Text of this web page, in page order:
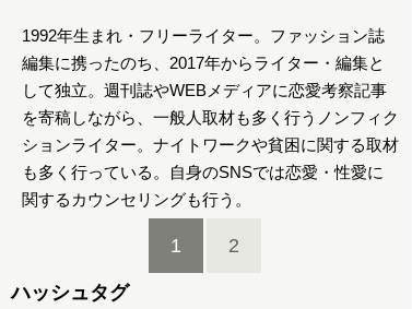
1992年生まれ・フリーライター。ファッション誌
編集に携ったのち、2017年からライター・編集と
して独立。週刊誌やWEBメディアに恋愛考察記事
を寄稿しながら、一般人取材も多く行うノンフィク
ションライター。ナイトワークや貧困に関する取材
も多く行っている。自身のSNSでは恋愛・性愛に
関するカウンセリングも行う。
1 2
ハッシュタグ